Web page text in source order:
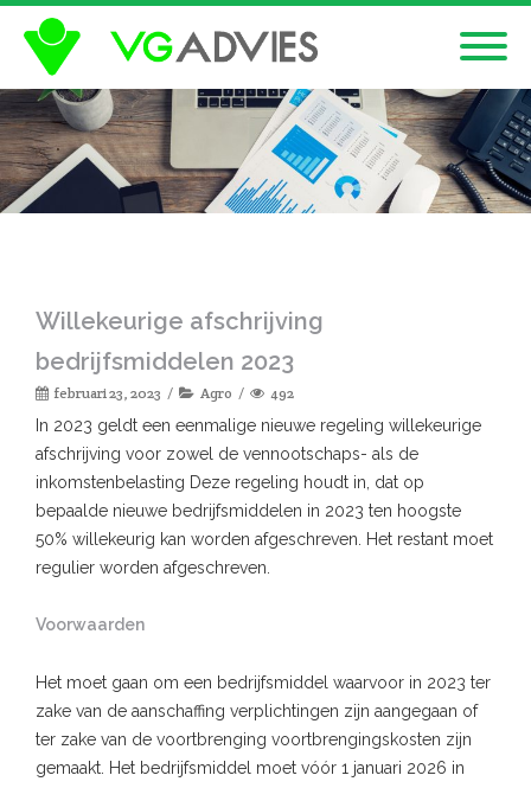
Willekeurige afschrijving
bedrijfsmiddelen 2023
februari 23, 2023 Agro 492
In 2023 geldt een eenmalige nieuwe regeling willekeurige
afschrijving voor zowel de vennootschaps- als de
inkomstenbelasting Deze regeling houdt in, dat op
bepaalde nieuwe bedrijfsmiddelen in 2023 ten hoogste
50% willekeurig kan worden afgeschreven. Het restant moet
regulier worden afgeschreven.
Voorwaarden
Het moet gaan om een bedrijfsmiddel waarvoor in 2023 ter
zake van de aanschaffing verplichtingen zijn aangegaan of
ter zake van de voortbrenging voortbrengingskosten zijn
gemaakt. Het bedrijfsmiddel moet vóór 1 januari 2026 in